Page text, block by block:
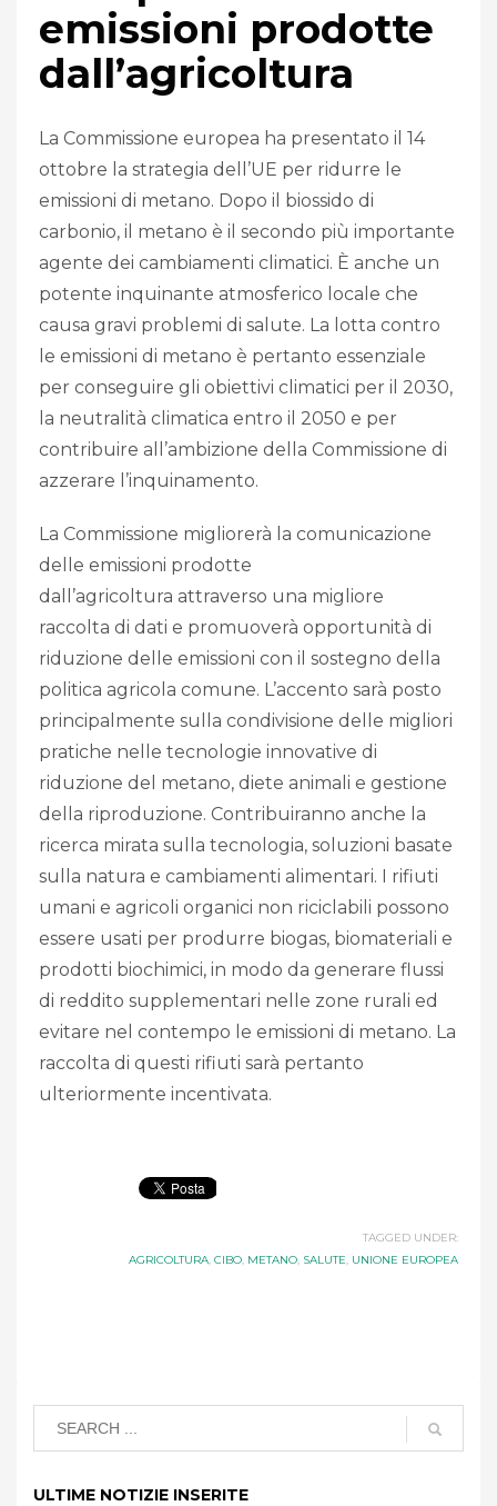
emissioni prodotte
dall’agricoltura
La Commissione europea ha presentato il 14
ottobre la strategia dell’UE per ridurre le
emissioni di metano. Dopo il biossido di
carbonio, il metano è il secondo più importante
agente dei cambiamenti climatici. È anche un
potente inquinante atmosferico locale che
causa gravi problemi di salute. La lotta contro
le emissioni di metano è pertanto essenziale
per conseguire gli obiettivi climatici per il 2030,
la neutralità climatica entro il 2050 e per
contribuire all’ambizione della Commissione di
azzerare l’inquinamento.
La Commissione migliorerà la comunicazione
delle emissioni prodotte
dall’agricoltura attraverso una migliore
raccolta di dati e promuoverà opportunità di
riduzione delle emissioni con il sostegno della
politica agricola comune. L’accento sarà posto
principalmente sulla condivisione delle migliori
pratiche nelle tecnologie innovative di
riduzione del metano, diete animali e gestione
della riproduzione. Contribuiranno anche la
ricerca mirata sulla tecnologia, soluzioni basate
sulla natura e cambiamenti alimentari. I rifiuti
umani e agricoli organici non riciclabili possono
essere usati per produrre biogas, biomateriali e
prodotti biochimici, in modo da generare flussi
di reddito supplementari nelle zone rurali ed
evitare nel contempo le emissioni di metano. La
raccolta di questi rifiuti sarà pertanto
ulteriormente incentivata.
TAGGED UNDER:
AGRICOLTURA, CIBO, METANO, SALUTE, UNIONE EUROPEA
ULTIME NOTIZIE INSERITE